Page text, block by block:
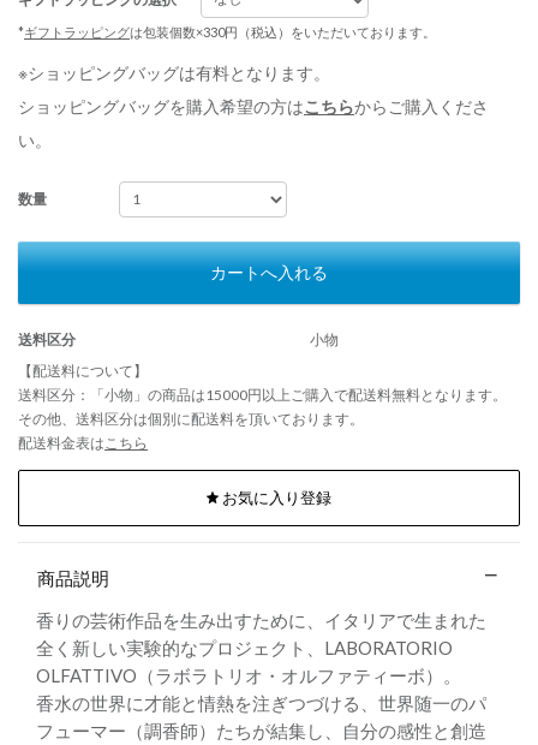
*ギフトラッピングは包装個数×330円（税込）をいただいております。
※ショッピングバッグは有料となります。
ショッピングバッグを購入希望の方はこちらからご購入くださ
い。
数量
カートへ入れる
送料区分
小物
【配送料について】
送料区分：「小物」の商品は15000円以上ご購入で配送料無料となります。
その他、送料区分は個別に配送料を頂いております。
配送料金表は こちら
お気に入り登録
商品説明
香りの芸術作品を生み出すために、イタリアで生まれた
全く新しい実験的なプロジェクト、LABORATORIO
OLFATTIVO（ラボラトリオ・オルファティーボ）。
香水の世界に才能と情熱を注ぎつづける、世界随一のパ
フューマー（調香師）たちが結集し、自分の感性と創造